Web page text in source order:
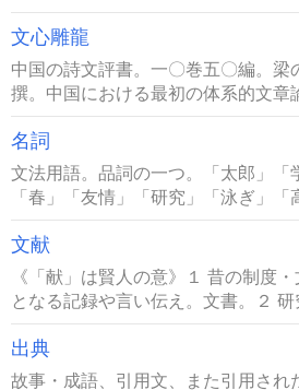
文心雕龍
中国の詩文評書。一〇巻五〇編。梁
撰。中国における最初の体系的文章
名詞
文法用語。品詞の一つ。「太郎」「
「春」「友情」「研究」「泳ぎ」「
文献
《「献」は賢人の意》１ 昔の制度
となる記録や言い伝え。文書。２ 研
出典
故事・成語、引用文、また引用され